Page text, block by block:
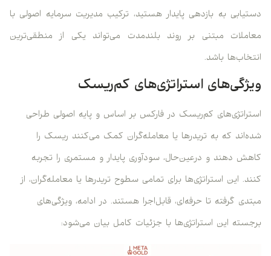
دستیابی به بازدهی پایدار هستید، ترکیب مدیریت سرمایه اصولی با
معاملات مبتنی بر روند بلندمدت می‌تواند یکی از منطقی‌ترین
انتخاب‌ها باشد.
ویژگی‌های استراتژی‌های کم‌ریسک
استراتژی‌های کم‌ریسک در فارکس بر اساس و پایه اصولی طراحی
شده‌اند که به تریدرها یا معامله‌گران کمک می‌کنند ریسک را
کاهش دهند و درعین‌حال، سودآوری پایدار و مستمری را تجربه
کنند. این استراتژی‌ها برای تمامی سطوح تریدرها یا معامله‌گران، از
مبتدی گرفته تا حرفه‌ای، قابل‌اجرا هستند. در ادامه، ویژگی‌های
برجسته این استراتژی‌ها با جزئیات کامل بیان می‌شود: